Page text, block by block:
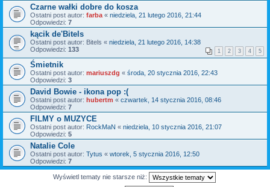
Czarne wałki dobre do kosza
Ostatni post autor: farba « niedziela, 21 lutego 2016, 21:44
Odpowiedzi: 7
kącik de'Bitels
Ostatni post autor: Bitels « niedziela, 21 lutego 2016, 14:38
Odpowiedzi: 133 1 2 3 4 5
Śmietnik
Ostatni post autor: mariuszdg « środa, 20 stycznia 2016, 22:43
Odpowiedzi: 3
David Bowie - ikona pop :(
Ostatni post autor: hubertm « czwartek, 14 stycznia 2016, 08:46
Odpowiedzi: 7
FILMY o MUZYCE
Ostatni post autor: RockMaN « niedziela, 10 stycznia 2016, 21:07
Odpowiedzi: 5
Natalie Cole
Ostatni post autor: Tytus « wtorek, 5 stycznia 2016, 12:50
Odpowiedzi: 7
Wyświetl tematy nie starsze niż: